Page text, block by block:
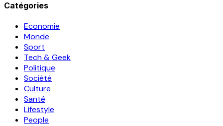
Catégories
Economie
Monde
Sport
Tech & Geek
Politique
Société
Culture
Santé
Lifestyle
People